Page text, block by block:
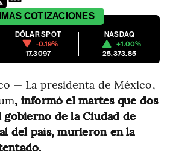
COTIZACIONES
DÓLAR SPOT
-0.19%
17.3097
NASDAQ
+1.00%
25,373.85
— La presidenta de México,
, informó el martes que dos
de la Ciudad de
del país, murieron en la